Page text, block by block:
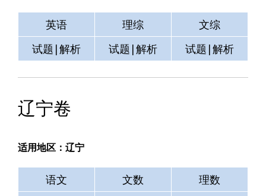
英语 理综
文综
试题|解析
试题|解析 试题|解析
辽宁卷
适用地区：辽宁
语文 文数
理数